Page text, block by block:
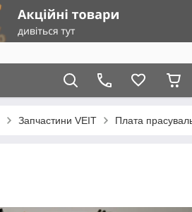
Запчастини VEIT Плата